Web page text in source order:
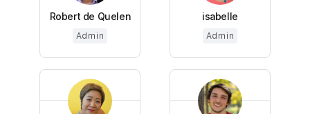
Robert de Quelen
Admin
isabelle
Admin